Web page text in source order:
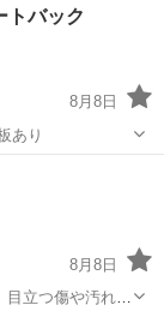
バック
8月8日
板あり
8月8日